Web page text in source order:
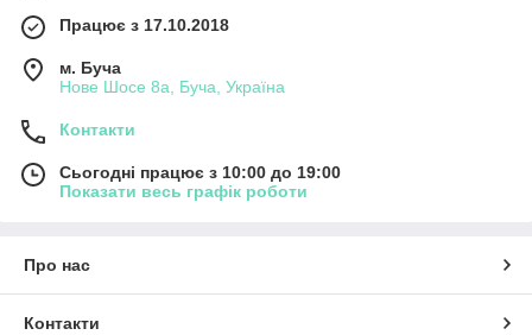
Працює з 17.10.2018
м. Буча
Нове Шосе 8а, Буча, Україна
Контакти
Сьогодні працює з 10:00 до 19:00
Показати весь графік роботи
Про нас
Контакти